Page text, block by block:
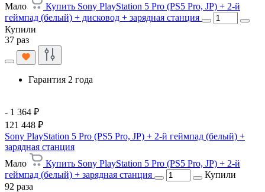
Мало
Купить Sony PlayStation 5 Pro (PS5 Pro, JP) + 2-й
геймпад (белый) + дисковод + зарядная станция
Купили
37 раз
Гарантия 2 года
- 1 364 ₽
121 448 ₽
Sony PlayStation 5 Pro (PS5 Pro, JP) + 2-й геймпад (белый) +
зарядная станция
Мало
Купить Sony PlayStation 5 Pro (PS5 Pro, JP) + 2-й
геймпад (белый) + зарядная станция
Купили
92 раза